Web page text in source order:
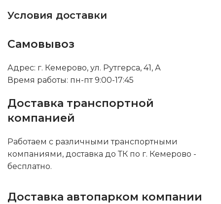
Условия доставки
Самовывоз
Адрес: г. Кемерово, ул. Рутгерса, 41, А
Время работы: пн-пт 9:00-17:45
Доставка транспортной
компанией
Работаем с различными транспортными
компаниями, доставка до ТК по г. Кемерово -
бесплатно.
Доставка автопарком компании